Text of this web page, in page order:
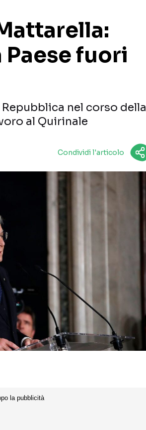
fuori
nel corso della
al Quirinale
Condividi l'articolo